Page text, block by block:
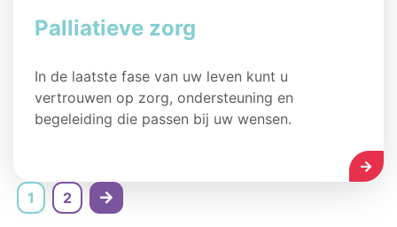
Palliatieve zorg
In de laatste fase van uw leven kunt u
vertrouwen op zorg, ondersteuning en
begeleiding die passen bij uw wensen.
1 2